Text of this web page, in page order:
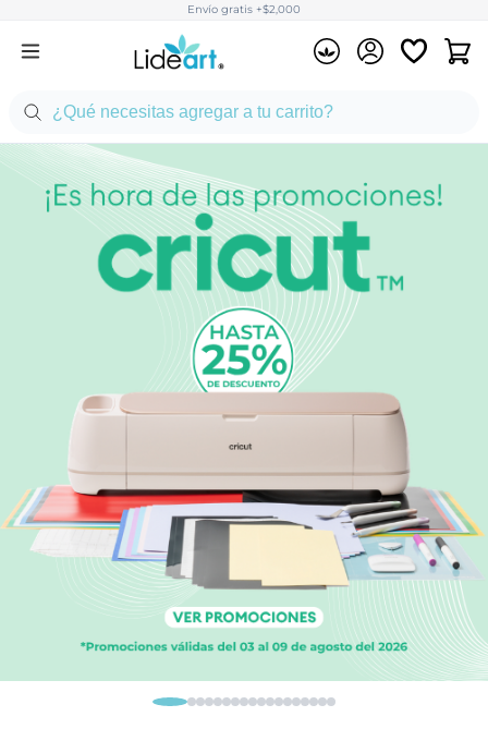
Envío gratis +$2,000